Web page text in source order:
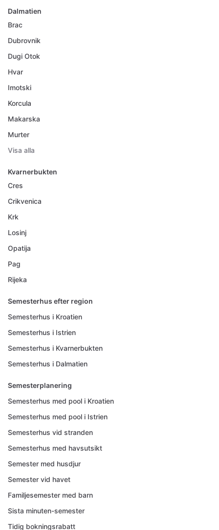
Dalmatien
Brac
Dubrovnik
Dugi Otok
Hvar
Imotski
Korcula
Makarska
Murter
Visa alla
Kvarnerbukten
Cres
Crikvenica
Krk
Losinj
Opatija
Pag
Rijeka
Semesterhus efter region
Semesterhus i Kroatien
Semesterhus i Istrien
Semesterhus i Kvarnerbukten
Semesterhus i Dalmatien
Semesterplanering
Semesterhus med pool i Kroatien
Semesterhus med pool i Istrien
Semesterhus vid stranden
Semesterhus med havsutsikt
Semester med husdjur
Semester vid havet
Familjesemester med barn
Sista minuten-semester
Tidig bokningsrabatt